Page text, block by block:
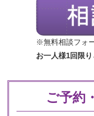
※無料相談フォ
お一人様1回限り
ご予約